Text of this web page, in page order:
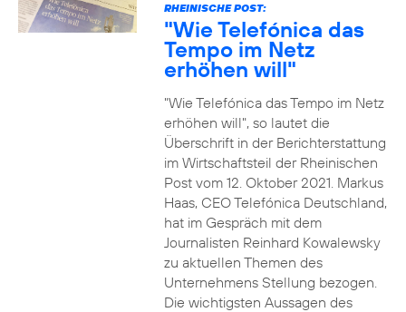
RHEINISCHE POST:
"Wie Telefónica das
Tempo im Netz
erhöhen will"
"Wie Telefónica das Tempo im Netz
erhöhen will", so lautet die
Überschrift in der Berichterstattung
im Wirtschaftsteil der Rheinischen
Post vom 12. Oktober 2021. Markus
Haas, CEO Telefónica Deutschland,
hat im Gespräch mit dem
Journalisten Reinhard Kowalewsky
zu aktuellen Themen des
Unternehmens Stellung bezogen.
Die wichtigsten Aussagen des